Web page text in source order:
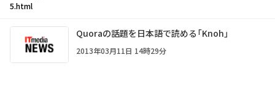
5.html
Quoraの話題を日本語で読める「Knoh」
2013年03月11日 14時29分